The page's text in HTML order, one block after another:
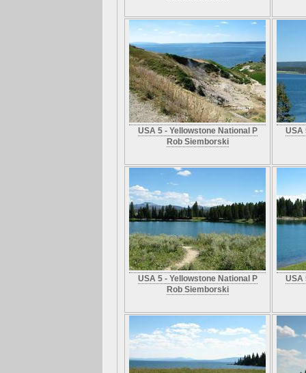
USA 5 - Yellowstone National P
Rob Siemborski
USA
USA 5 - Yellowstone National P
Rob Siemborski
USA